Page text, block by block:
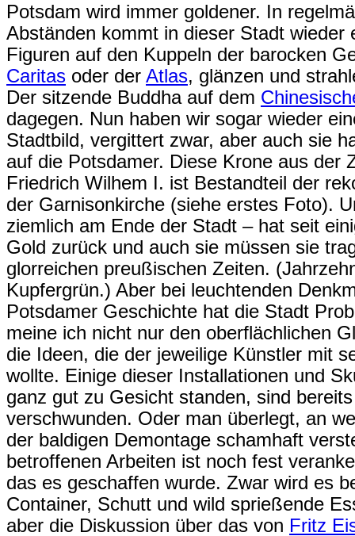
Potsdam wird immer goldener. In
Abständen kommt in dieser Stadt wieder
Figuren auf den Kuppeln der barocken
Caritas oder der Atlas, glänzen und
Der sitzende Buddha auf dem
dagegen. Nun haben wir sogar wieder
Stadtbild, vergittert zwar, aber auch sie
auf die Potsdamer. Diese Krone aus der
Friedrich Wilhem I. ist Bestandteil der
der Garnisonkirche (siehe erstes Foto).
ziemlich am Ende der Stadt – hat seit
Gold zurück und auch sie müssen sie
glorreichen preußischen Zeiten.
Kupfergrün.) Aber bei leuchtenden
Potsdamer Geschichte hat die Stadt
meine ich nicht nur den oberflächlichen
die Ideen, die der jeweilige Künstler mit
wollte. Einige dieser Installationen und
ganz gut zu Gesicht standen, sind
verschwunden. Oder man überlegt, an
der baldigen Demontage schamhaft
betroffenen Arbeiten ist noch fest
das es geschaffen wurde. Zwar wird es
Container, Schutt und wild sprießende
aber die Diskussion über das von Fritz